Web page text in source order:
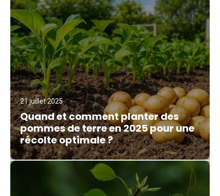
21 juillet 2025
Quand et comment planter des
pommes de terre en 2025 pour une
récolte optimale ?